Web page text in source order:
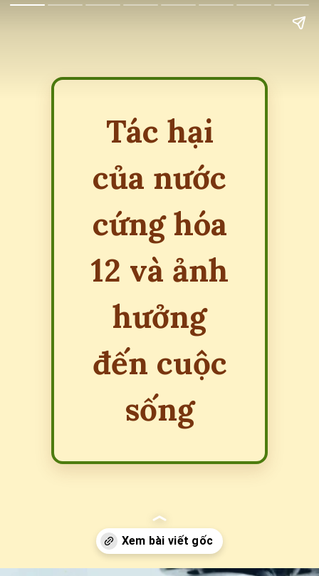
Tác hại
của nước
cứng hóa
12 và ảnh
hưởng
đến cuộc
sống